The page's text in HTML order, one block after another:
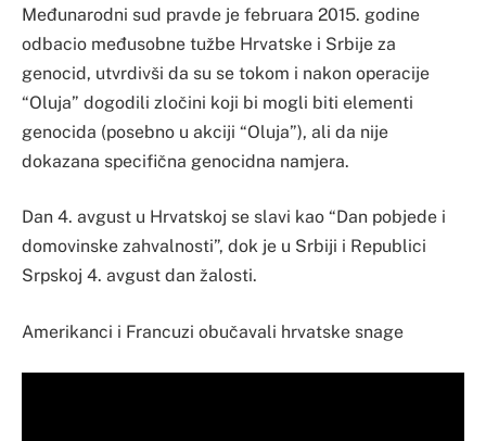
Međunarodni sud pravde je februara 2015. godine
odbacio međusobne tužbe Hrvatske i Srbije za
genocid, utvrdivši da su se tokom i nakon operacije
“Oluja” dogodili zločini koji bi mogli biti elementi
genocida (posebno u akciji “Oluja”), ali da nije
dokazana specifična genocidna namjera.
Dan 4. avgust u Hrvatskoj se slavi kao “Dan pobjede i
domovinske zahvalnosti”, dok je u Srbiji i Republici
Srpskoj 4. avgust dan žalosti.
Amerikanci i Francuzi obučavali hrvatske snage